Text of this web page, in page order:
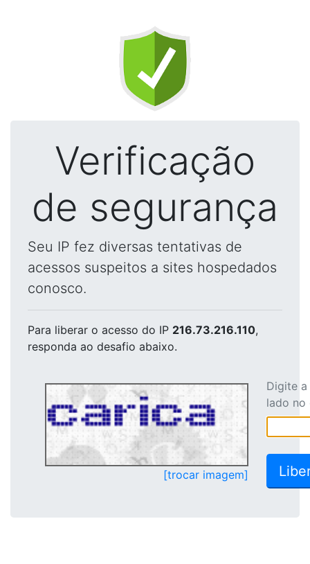
Verificação
de segurança
Seu IP fez diversas tentativas de
acessos suspeitos a sites hospedados
conosco.
Para liberar o acesso do IP 216.73.216.110,
responda ao desafio abaixo.
[trocar imagem]
Digite
lado no